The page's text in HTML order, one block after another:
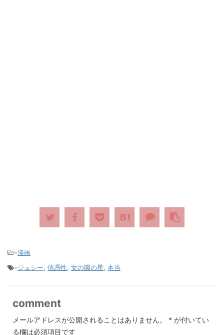
-漫画
-ジェシー, 信憑性, 女の園の星, 本当
comment
メールアドレスが公開されることはありません。 * が付いてい
る欄は必須項目です